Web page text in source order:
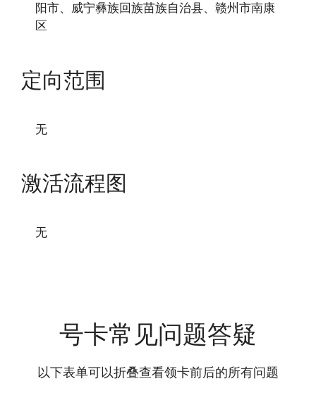
阳市、威宁彝族回族苗族自治县、赣州市南康
区
定向范围
无
激活流程图
无
号卡常见问题答疑
以下表单可以折叠查看领卡前后的所有问题